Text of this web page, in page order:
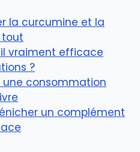
la curcumine et la
tout
vraiment efficace
?
une consommation
un complément